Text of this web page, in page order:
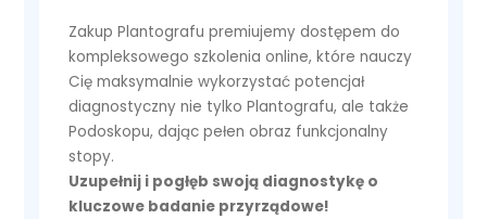
Zakup Plantografu premiujemy dostępem do
kompleksowego szkolenia online, które nauczy
Cię maksymalnie wykorzystać potencjał
diagnostyczny nie tylko Plantografu, ale także
Podoskopu, dając pełen obraz funkcjonalny
stopy.
Uzupełnij i pogłęb swoją diagnostykę o
kluczowe badanie przyrządowe!